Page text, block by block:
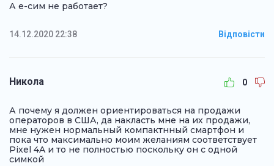
А е-сим не работает?
14.12.2020 22:38 Відповісти
Никола 0
А почему я должен ориентироваться на продажи
операторов в США, да накласть мне на их продажи,
мне нужен нормальный компактнный смартфон и
пока что максимально моим желаниям соответствует
Pixel 4A и то не полностью поскольку он с одной
симкой